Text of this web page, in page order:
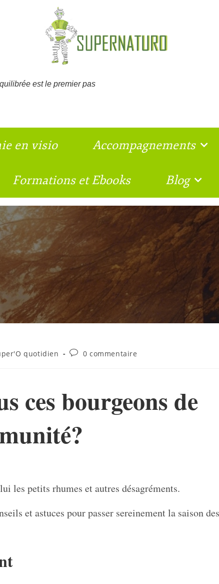
est le premier pas
en visio Accompagnements
Formations et Ebooks Blog
quotidien 0 commentaire
ces bourgeons de
les petits rhumes et autres désagréments.
et astuces pour passer sereinement la saison